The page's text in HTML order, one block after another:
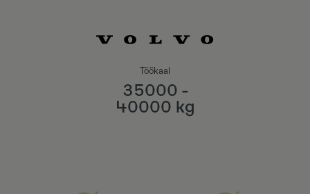
Töökaal
35000 -
40000 kg